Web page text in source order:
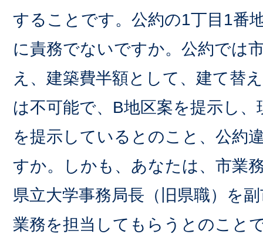
することです。公約の1丁目1番
に責務でないですか。公約では
え、建築費半額として、建て替
は不可能で、B地区案を提示し
を提示しているとのこと、公約
すか。しかも、あなたは、市業
県立大学事務局長（旧県職）を
業務を担当してもらうとのこと